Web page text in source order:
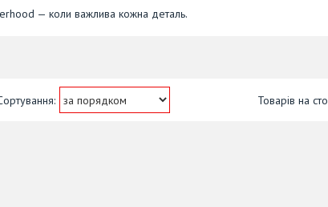
— коли важлива кожна деталь.